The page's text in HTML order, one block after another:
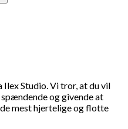
Studio. Vi tror, at du vil
og givende at
mest hjertelige og flotte